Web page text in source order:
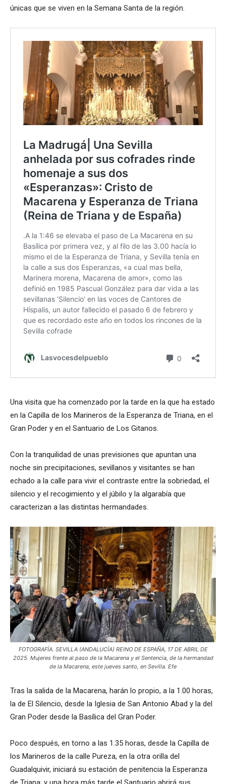
únicas que se viven en la Semana Santa de la región.
Una visita que ha comenzado por la tarde en la que ha estado
en la Capilla de los Marineros de la Esperanza de Triana, en el
Gran Poder y en el Santuario de Los Gitanos.
Con la tranquilidad de unas previsiones que apuntan una
noche sin precipitaciones, sevillanos y visitantes se han
echado a la calle para vivir el contraste entre la sobriedad, el
silencio y el recogimiento y el júbilo y la algarabía que
caracterizan a las distintas hermandades.
FOTOGRAFÍA. SEVILLA (ANDALUCÍA) REINO DE ESPAÑA, 17 DE ABRIL DE
2025. Mujeres frente al paso de la Macarena y el Sentencia, de la hermandad
de la Macarena, este jueves santo, en Sevilla. Efe
Tras la salida de la Macarena, harán lo propio, a la 1.00 horas,
la de El Silencio, desde la Iglesia de San Antonio Abad y la del
Gran Poder desde la Basílica del Gran Poder.
Poco después, en torno a las 1.35 horas, desde la Capilla de
los Marineros de la calle Pureza, en la otra orilla del
Guadalquivir, iniciará su estación de penitencia la Esperanza